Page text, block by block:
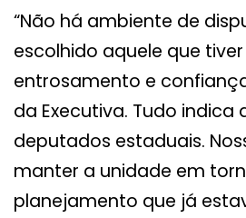
“Não há ambiente de
escolhido aquele que
entrosamento e
da Executiva. Tudo indica
deputados estaduais.
manter a unidade em
planejamento que já